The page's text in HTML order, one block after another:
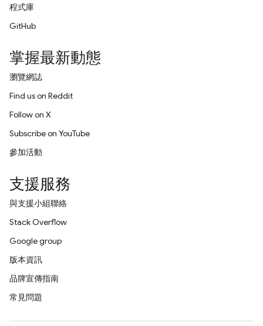
程式庫
GitHub
掌握最新動態
瀏覽網誌
Find us on Reddit
Follow on X
Subscribe on YouTube
參加活動
支援服務
與支援小組聯絡
Stack Overflow
Google group
版本資訊
品牌宣傳指南
常見問題